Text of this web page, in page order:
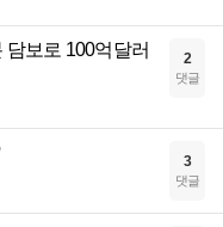
담보로 100억달러
2
댓글
3
댓글